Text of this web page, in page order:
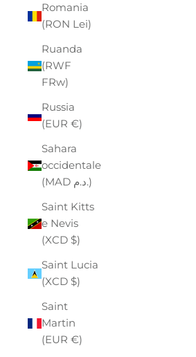
Romania
(RON Lei)
Ruanda
(RWF
FRw)
Russia
(EUR €)
Sahara
occidentale
(MAD د.م.)
Saint Kitts
e Nevis
(XCD $)
Saint Lucia
(XCD $)
Saint
Martin
(EUR €)